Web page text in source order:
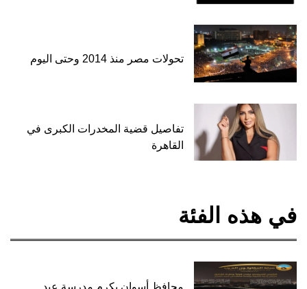
تحولات مصر منذ 2014 وحتى اليوم
تفاصيل قضية المخدرات الكبرى في
القاهرة
في هذه الفئة